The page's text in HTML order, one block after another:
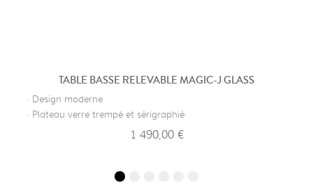
TABLE BASSE RELEVABLE MAGIC-J GLASS
· Design moderne
· Plateau verre trempé et sérigraphié
1 490,00 €